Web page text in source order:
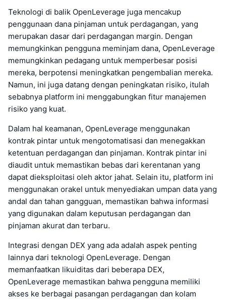
Teknologi di balik OpenLeverage juga mencakup
penggunaan dana pinjaman untuk perdagangan, yang
merupakan dasar dari perdagangan margin. Dengan
memungkinkan pengguna meminjam dana, OpenLeverage
memungkinkan pedagang untuk memperbesar posisi
mereka, berpotensi meningkatkan pengembalian mereka.
Namun, ini juga datang dengan peningkatan risiko, itulah
sebabnya platform ini menggabungkan fitur manajemen
risiko yang kuat.
Dalam hal keamanan, OpenLeverage menggunakan
kontrak pintar untuk mengotomatisasi dan menegakkan
ketentuan perdagangan dan pinjaman. Kontrak pintar ini
diaudit untuk memastikan bebas dari kerentanan yang
dapat dieksploitasi oleh aktor jahat. Selain itu, platform ini
menggunakan orakel untuk menyediakan umpan data yang
andal dan tahan gangguan, memastikan bahwa informasi
yang digunakan dalam keputusan perdagangan dan
pinjaman akurat dan terbaru.
Integrasi dengan DEX yang ada adalah aspek penting
lainnya dari teknologi OpenLeverage. Dengan
memanfaatkan likuiditas dari beberapa DEX,
OpenLeverage memastikan bahwa pengguna memiliki
akses ke berbagai pasangan perdagangan dan kolam